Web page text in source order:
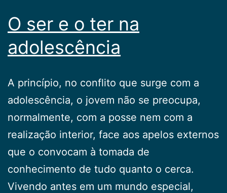
O ser e o ter na
adolescência
A princípio, no conflito que surge com a
adolescência, o jovem não se preocupa,
normalmente, com a posse nem com a
realização interior, face aos apelos externos
que o convocam à tomada de
conhecimento de tudo quanto o cerca.
Vivendo antes em um mundo especial,